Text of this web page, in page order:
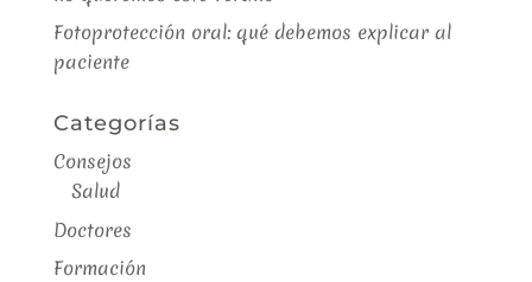
Fotoprotección oral: qué debemos explicar al
paciente
Categorías
Consejos
Salud
Doctores
Formación